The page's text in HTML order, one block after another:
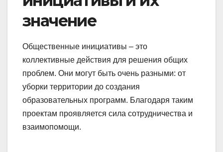
значение
Общественные инициативы – это
коллективные действия для решения общих
проблем. Они могут быть очень разными: от
уборки территории до создания
образовательных программ. Благодаря таким
проектам проявляется сила сотрудничества и
взаимопомощи.